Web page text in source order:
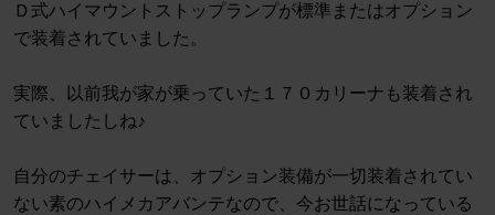
Ｄ式ハイマウントストップランプが標準またはオプション
で装着されていました。
実際、以前我が家が乗っていた１７０カリーナも装着され
ていましたしね♪
自分のチェイサーは、オプション装備が一切装着されてい
ない素のハイメカアバンテなので、今お世話になっている